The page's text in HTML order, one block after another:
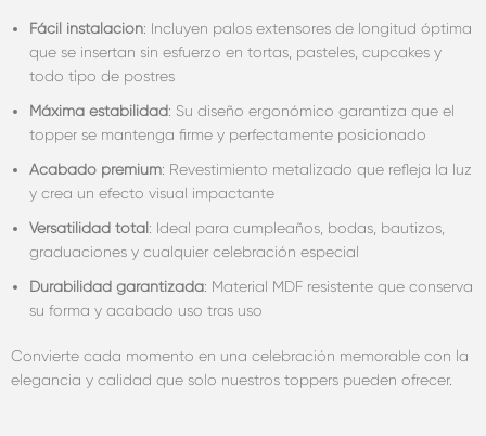
Fácil instalación: Incluyen palos extensores de longitud óptima
que se insertan sin esfuerzo en tortas, pasteles, cupcakes y
todo tipo de postres
Máxima estabilidad: Su diseño ergonómico garantiza que el
topper se mantenga firme y perfectamente posicionado
Acabado premium: Revestimiento metalizado que refleja la luz
y crea un efecto visual impactante
Versatilidad total: Ideal para cumpleaños, bodas, bautizos,
graduaciones y cualquier celebración especial
Durabilidad garantizada: Material MDF resistente que conserva
su forma y acabado uso tras uso
Convierte cada momento en una celebración memorable con la
elegancia y calidad que solo nuestros toppers pueden ofrecer.